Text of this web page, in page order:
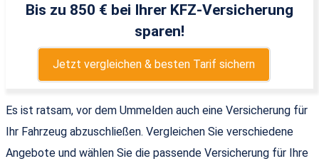
Bis zu 850 € bei Ihrer KFZ-Versicherung
sparen!
Jetzt vergleichen & besten Tarif sichern
Es ist ratsam, vor dem Ummelden auch eine Versicherung für
Ihr Fahrzeug abzuschließen. Vergleichen Sie verschiedene
Angebote und wählen Sie die passende Versicherung für Ihre